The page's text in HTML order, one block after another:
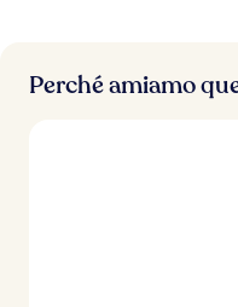
Perché amiamo